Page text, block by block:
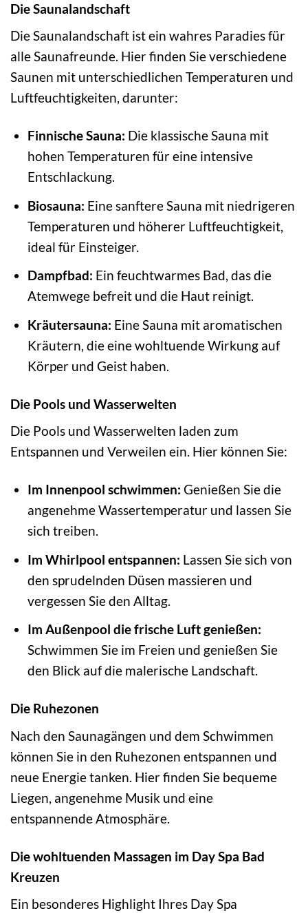
Die Saunalandschaft
Die Saunalandschaft ist ein wahres Paradies für
alle Saunafreunde. Hier finden Sie verschiedene
Saunen mit unterschiedlichen Temperaturen und
Luftfeuchtigkeiten, darunter:
Finnische Sauna: Die klassische Sauna mit
hohen Temperaturen für eine intensive
Entschlackung.
Biosauna: Eine sanftere Sauna mit niedrigeren
Temperaturen und höherer Luftfeuchtigkeit,
ideal für Einsteiger.
Dampfbad: Ein feuchtwarmes Bad, das die
Atemwege befreit und die Haut reinigt.
Kräutersauna: Eine Sauna mit aromatischen
Kräutern, die eine wohltuende Wirkung auf
Körper und Geist haben.
Die Pools und Wasserwelten
Die Pools und Wasserwelten laden zum
Entspannen und Verweilen ein. Hier können Sie:
Im Innenpool schwimmen: Genießen Sie die
angenehme Wassertemperatur und lassen Sie
sich treiben.
Im Whirlpool entspannen: Lassen Sie sich von
den sprudelnden Düsen massieren und
vergessen Sie den Alltag.
Im Außenpool die frische Luft genießen:
Schwimmen Sie im Freien und genießen Sie
den Blick auf die malerische Landschaft.
Die Ruhezonen
Nach den Saunagängen und dem Schwimmen
können Sie in den Ruhezonen entspannen und
neue Energie tanken. Hier finden Sie bequeme
Liegen, angenehme Musik und eine
entspannende Atmosphäre.
Die wohltuenden Massagen im Day Spa Bad
Kreuzen
Ein besonderes Highlight Ihres Day Spa